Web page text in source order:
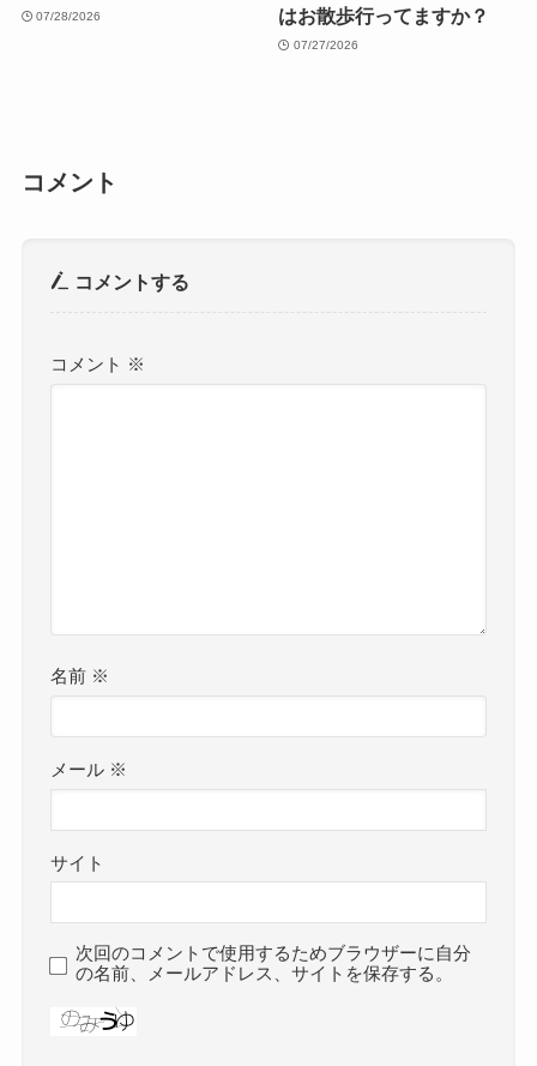
07/28/2026
はお散歩行ってますか？
07/27/2026
コメント
コメントする
コメント ※
名前 ※
メール ※
サイト
次回のコメントで使用するためブラウザーに自分
の名前、メールアドレス、サイトを保存する。